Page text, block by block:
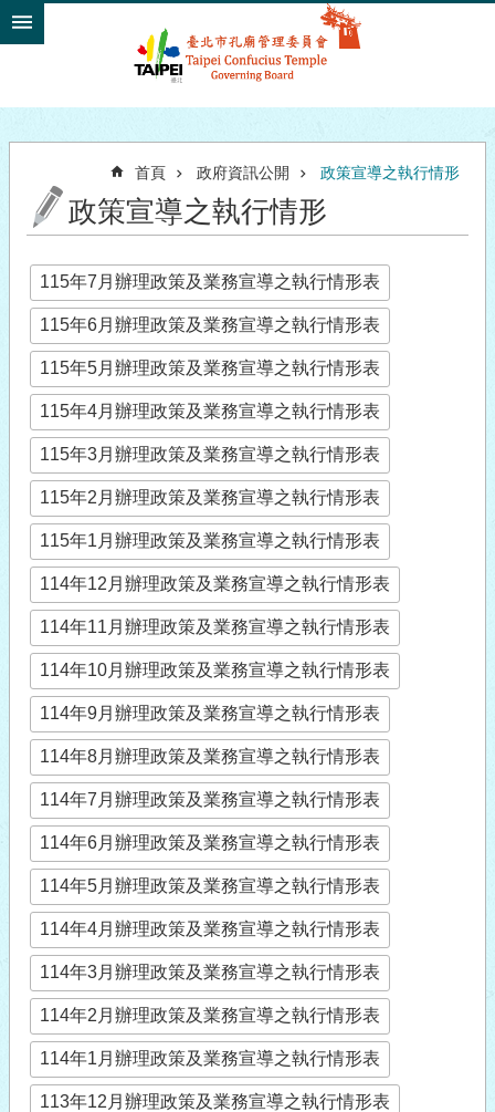
跳到主要內容區塊
首頁 政府資訊公開 政策宣導之執行情形
政策宣導之執行情形
115年7月辦理政策及業務宣導之執行情形表
115年6月辦理政策及業務宣導之執行情形表
115年5月辦理政策及業務宣導之執行情形表
115年4月辦理政策及業務宣導之執行情形表
115年3月辦理政策及業務宣導之執行情形表
115年2月辦理政策及業務宣導之執行情形表
115年1月辦理政策及業務宣導之執行情形表
114年12月辦理政策及業務宣導之執行情形表
114年11月辦理政策及業務宣導之執行情形表
114年10月辦理政策及業務宣導之執行情形表
114年9月辦理政策及業務宣導之執行情形表
114年8月辦理政策及業務宣導之執行情形表
114年7月辦理政策及業務宣導之執行情形表
114年6月辦理政策及業務宣導之執行情形表
114年5月辦理政策及業務宣導之執行情形表
114年4月辦理政策及業務宣導之執行情形表
114年3月辦理政策及業務宣導之執行情形表
114年2月辦理政策及業務宣導之執行情形表
114年1月辦理政策及業務宣導之執行情形表
113年12月辦理政策及業務宣導之執行情形表